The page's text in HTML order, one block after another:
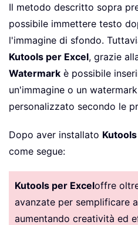
Il metodo descritto sopra
possibile immettere testo
l'immagine di sfondo.
Kutools per Excel, grazie
Watermark è possibile
un'immagine o un
personalizzato secondo le
Dopo aver installato
come segue:
Kutools per Exceloffre
avanzate per semplificare
aumentando creatività ed